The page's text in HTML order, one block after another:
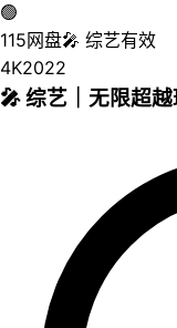
🟢
115网盘🎤 综艺有效
4K2022
🎤 综艺｜无限超